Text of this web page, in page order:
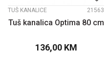
TUŠ KANALICE 21563
Tuš kanalica Optima 80 cm
136,00 KM